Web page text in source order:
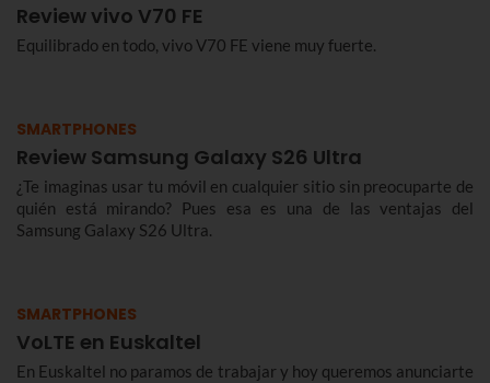
Review vivo V70 FE
Equilibrado en todo, vivo V70 FE viene muy fuerte.
SMARTPHONES
Review Samsung Galaxy S26 Ultra
¿Te imaginas usar tu móvil en cualquier sitio sin preocuparte de
quién está mirando? Pues esa es una de las ventajas del
Samsung Galaxy S26 Ultra.
SMARTPHONES
VoLTE en Euskaltel
En Euskaltel no paramos de trabajar y hoy queremos anunciarte